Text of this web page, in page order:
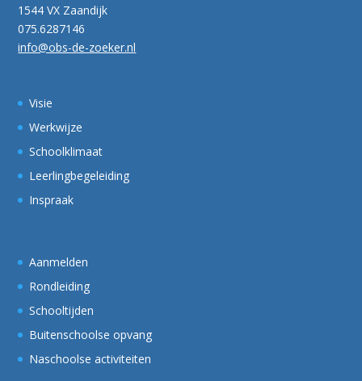
1544 VX Zaandijk
075.6287146
info@obs-de-zoeker.nl
Visie
Werkwijze
Schoolklimaat
Leerlingbegeleiding
Inspraak
Aanmelden
Rondleiding
Schooltijden
Buitenschoolse opvang
Naschoolse activiteiten